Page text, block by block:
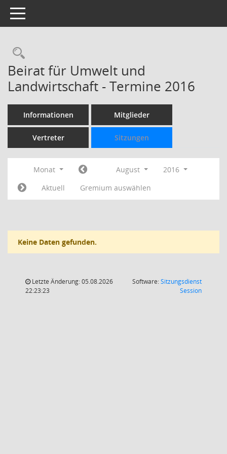
Toggle navigation
Rechercheauswahl
Beirat für Umwelt und
Landwirtschaft - Termine 2016
Informationen Mitglieder
Vertreter Sitzungen
Monat August
2016
Aktuell
Gremium auswählen
Keine Daten gefunden.
Letzte Änderung: 05.08.2026
22:23:23
Software:Sitzungsdienst
Session(Wird in